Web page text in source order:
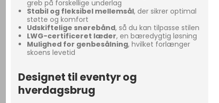
greb på forskellige underlag
Stabil og fleksibel mellemsål, der sikrer optimal
støtte og komfort
Udskiftelige snørebånd, så du kan tilpasse stilen
LWG-certificeret læder, en bæredygtig løsning
Mulighed for genbesålning, hvilket forlænger
skoens levetid
Designet til eventyr og
hverdagsbrug